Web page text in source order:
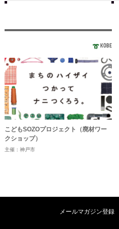
KOBE
こどもSOZOプロジェクト（廃材ワー
クショップ）
主催：神戸市
メールマガジン登録